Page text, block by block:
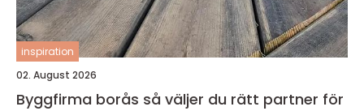
inspiration
02. August 2026
Byggfirma borås så väljer du rätt partner för